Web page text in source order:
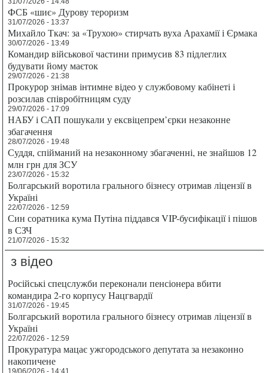
ФСБ «шиє» Дурову тероризм
31/07/2026 - 13:37
Михайло Ткач: за «Трухою» стирчать вуха Арахамії і Єрмака
30/07/2026 - 13:49
Командир військової частини примусив 83 підлеглих
будувати йому маєток
29/07/2026 - 21:38
Прокурор знімав інтимне відео у службовому кабінеті і
розсилав співробітницям суду
29/07/2026 - 17:09
НАБУ і САП пошукали у ексвіцепрем’єрки незаконне
збагачення
28/07/2026 - 19:48
Суддя, спійманий на незаконному збагаченні, не знайшов 12
млн грн для ЗСУ
23/07/2026 - 15:32
Болгарський воротила грального бізнесу отримав ліцензії в
Україні
22/07/2026 - 12:59
Син соратника кума Путіна піддався VIP-бусифікації і пішов
в СЗЧ
21/07/2026 - 15:32
з відео
Російські спецслужби переконали пенсіонера вбити
командира 2-го корпусу Нацгвардії
31/07/2026 - 19:45
Болгарський воротила грального бізнесу отримав ліцензії в
Україні
22/07/2026 - 12:59
Прокуратура мацає ужгородського депутата за незаконно
накопичене
19/06/2026 - 14:41